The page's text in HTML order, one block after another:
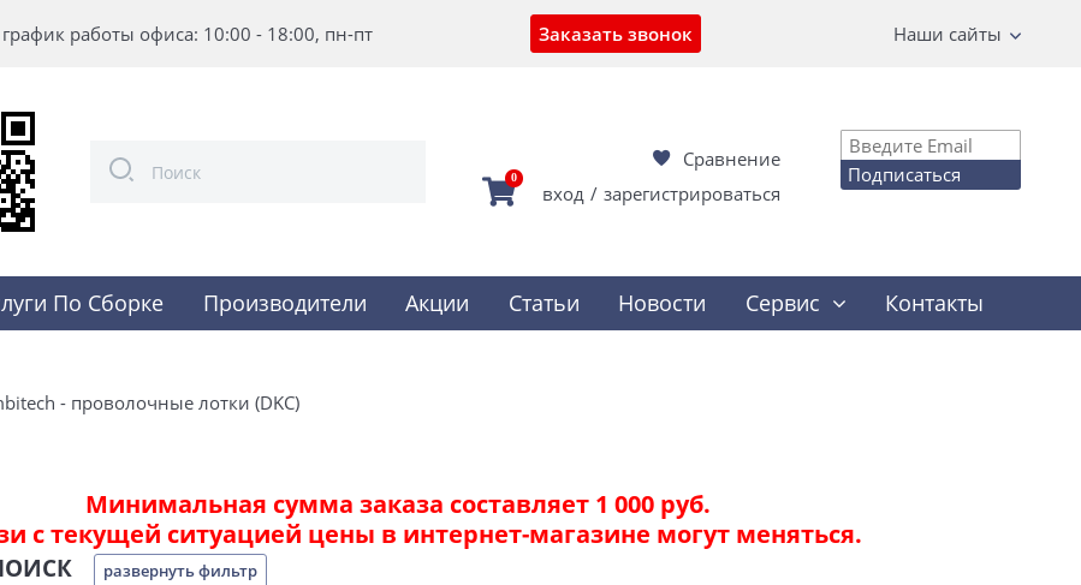
график работы офиса: 10:00 - 18:00, пн-пт Заказать звонок Наши сайты
Сравнение
0
вход / зарегистрироваться
Подписаться
По Сборке Производители Акции Статьи Новости Сервис Контакты
- проволочные лотки (DKC)
Минимальная сумма заказа составляет 1 000 руб.
с текущей ситуацией цены в интернет-магазине могут меняться.
развернуть фильтр